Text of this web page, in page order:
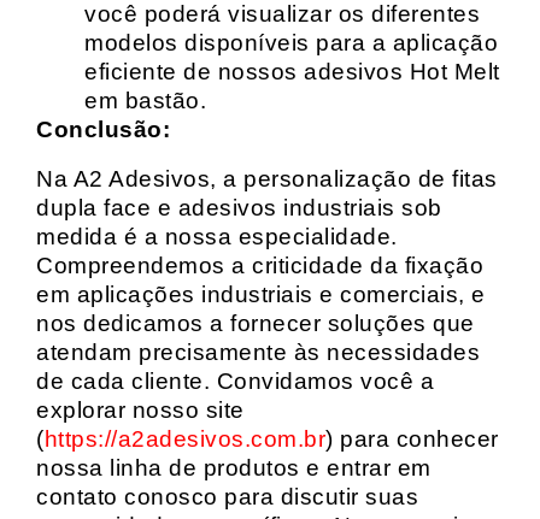
você poderá visualizar os diferentes
modelos disponíveis para a aplicação
eficiente de nossos adesivos Hot Melt
em bastão.
Conclusão:
Na A2 Adesivos, a personalização de fitas
dupla face e adesivos industriais sob
medida é a nossa especialidade.
Compreendemos a criticidade da fixação
em aplicações industriais e comerciais, e
nos dedicamos a fornecer soluções que
atendam precisamente às necessidades
de cada cliente. Convidamos você a
explorar nosso site
(https://a2adesivos.com.br) para conhecer
nossa linha de produtos e entrar em
contato conosco para discutir suas